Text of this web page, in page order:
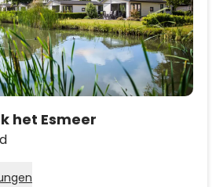
het Esmeer